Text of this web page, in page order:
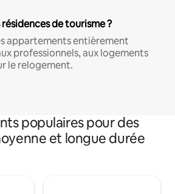
de tourisme ?
appartements entièrement
professionnels, aux logements
le relogement.
populaires pour des
et longue durée